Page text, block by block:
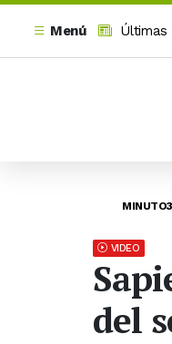
Menú
Últimas
VIDEO
del